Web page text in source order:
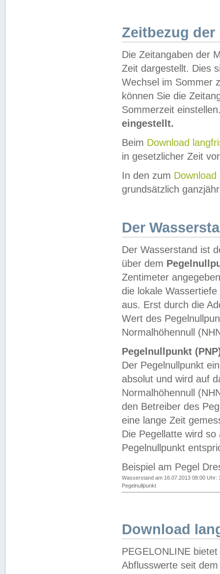
Zeitbezug der
Die Zeitangaben der
Zeit dargestellt. Dies
Wechsel im Sommer
können Sie die
Sommerzeit
eingestellt.
Beim Download
in gesetzlicher Zeit
In den zum Download
grundsätzlich
Der
Der Wasserstand ist
über dem
Zentimeter
die lokale
aus. Erst durch die
Wert des
Normalhöhennull
Pegelnullpunkt
Der Pegelnullpunkt
absolut und wird auf
Normalhöhennull
den Betreiber des
eine lange Zeit
Die Pegellatte wird
Pegelnullpunkt
Beispiel am Pegel
Wasserstand am 16.07.2013 08:00 Uhr:
Pegelnullpunkt
Download
PEGELONLINE
Abflusswerte seit